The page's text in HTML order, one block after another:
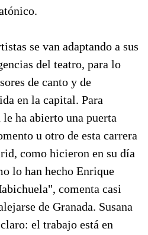
se van adaptando a sus
del teatro, para lo
de canto y de
en la capital. Para
ha abierto una puerta
u otro de esta carrera
como hicieron en su día
lo han hecho Enrique
comenta casi
de Granada. Susana
el trabajo está en